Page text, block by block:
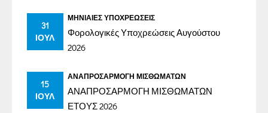
31
ΙΟΎΛ
ΜΗΝΙΑΊΕΣ ΥΠΟΧΡΕΏΣΕΙΣ
Φορολογικές Υποχρεώσεις Αυγούστου
2026
15
ΙΟΎΛ
ΑΝΑΠΡΟΣΑΡΜΟΓΉ ΜΙΣΘΩΜΆΤΩΝ
ΑΝΑΠΡΟΣΑΡΜΟΓΗ ΜΙΣΘΩΜΑΤΩΝ
ΕΤΟΥΣ 2026